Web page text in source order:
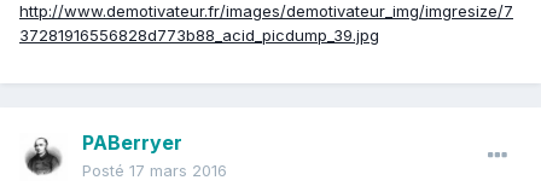
http://www.demotivateur.fr/images/demotivateur_img/imgresize/7
37281916556828d773b88_acid_picdump_39.jpg
PABerryer
Posté 17 mars 2016